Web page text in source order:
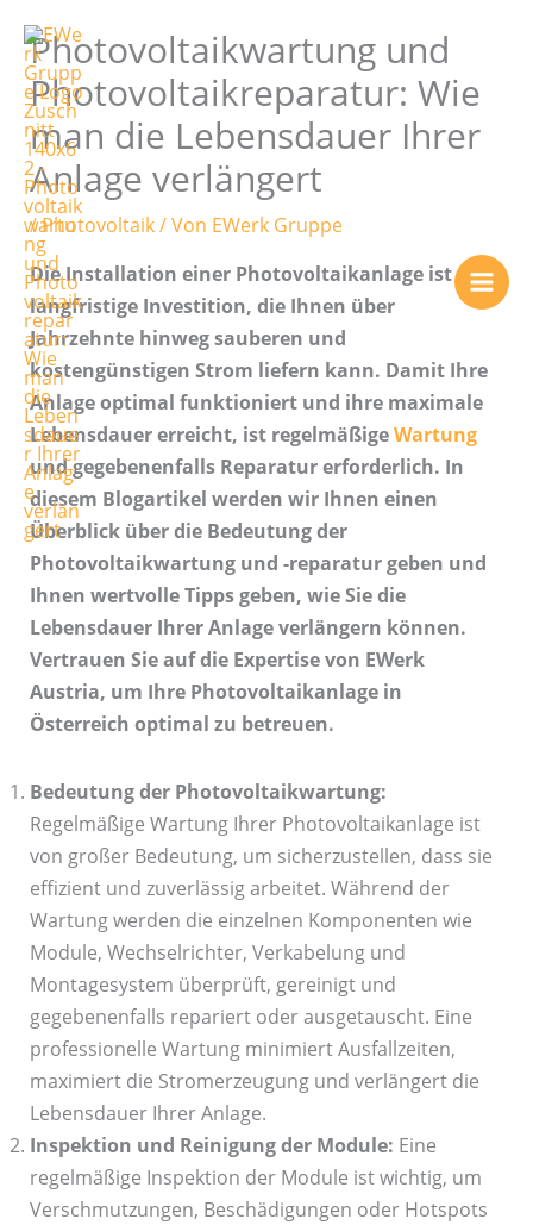
Inhalt
springen
Photovoltaikwartung und
Photovoltaikreparatur: Wie
man die Lebensdauer Ihrer
Anlage verlängert
/Photovoltaik/ Von EWerk Gruppe
Die Installation einer Photovoltaikanlage ist eine
langfristige Investition, die Ihnen über
Jahrzehnte hinweg sauberen und
kostengünstigen Strom liefern kann. Damit Ihre
Anlage optimal funktioniert und ihre maximale
Lebensdauer erreicht, ist regelmäßigeWartung
und gegebenenfalls Reparatur erforderlich. In
diesem Blogartikel werden wir Ihnen einen
Überblick über die Bedeutung der
Photovoltaikwartung und -reparatur geben und
Ihnen wertvolle Tipps geben, wie Sie die
Lebensdauer Ihrer Anlage verlängern können.
Vertrauen Sie auf die Expertise von EWerk
Austria, um Ihre Photovoltaikanlage in
Österreich optimal zu betreuen.
Bedeutung der Photovoltaikwartung:
Regelmäßige Wartung Ihrer Photovoltaikanlage ist
von großer Bedeutung, um sicherzustellen, dass sie
effizient und zuverlässig arbeitet. Während der
Wartung werden die einzelnen Komponenten wie
Module, Wechselrichter, Verkabelung und
Montagesystem überprüft, gereinigt und
gegebenenfalls repariert oder ausgetauscht. Eine
professionelle Wartung minimiert Ausfallzeiten,
maximiert die Stromerzeugung und verlängert die
Lebensdauer Ihrer Anlage.
Inspektion und Reinigung der Module: Eine
regelmäßige Inspektion der Module ist wichtig, um
Verschmutzungen, Beschädigungen oder Hotspots